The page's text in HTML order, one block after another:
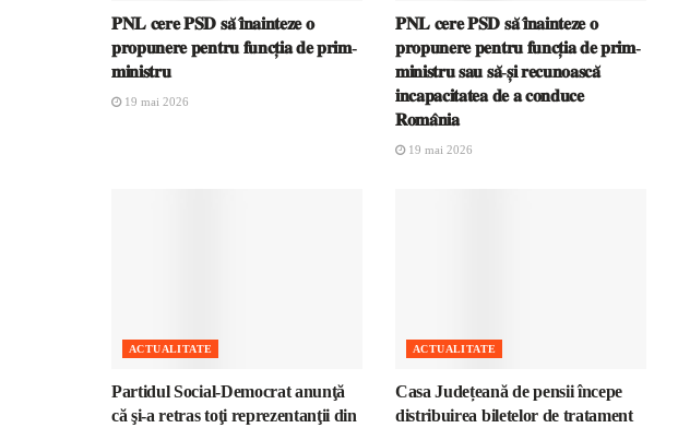
𝐏𝐍𝐋 𝐜𝐞𝐫𝐞 𝐏𝐒𝐃 𝐬𝐚̆ 𝐢̂𝐧𝐚𝐢𝐧𝐭𝐞𝐳𝐞 𝐨
𝐩𝐫𝐨𝐩𝐮𝐧𝐞𝐫𝐞 𝐩𝐞𝐧𝐭𝐫𝐮 𝐟𝐮𝐧𝐜𝐭̦𝐢𝐚 𝐝𝐞 𝐩𝐫𝐢𝐦-
𝐦𝐢𝐧𝐢𝐬𝐭𝐫𝐮
19 mai 2026
𝐏𝐍𝐋 𝐜𝐞𝐫𝐞 𝐏𝐒𝐃 𝐬𝐚̆ 𝐢̂𝐧𝐚𝐢𝐧𝐭𝐞𝐳𝐞 𝐨
𝐩𝐫𝐨𝐩𝐮𝐧𝐞𝐫𝐞 𝐩𝐞𝐧𝐭𝐫𝐮 𝐟𝐮𝐧𝐜𝐭̦𝐢𝐚 𝐝𝐞 𝐩𝐫𝐢𝐦-
𝐦𝐢𝐧𝐢𝐬𝐭𝐫𝐮 𝐬𝐚𝐮 𝐬𝐚̆-𝐬̦𝐢 𝐫𝐞𝐜𝐮𝐧𝐨𝐚𝐬𝐜𝐚̆
𝐢𝐧𝐜𝐚𝐩𝐚𝐜𝐢𝐭𝐚𝐭𝐞𝐚 𝐝𝐞 𝐚 𝐜𝐨𝐧𝐝𝐮𝐜𝐞
𝐑𝐨𝐦𝐚̂𝐧𝐢𝐚
19 mai 2026
ACTUALITATE
Partidul Social-Democrat anunţă
că şi-a retras toţi reprezentanţii din
ACTUALITATE
Casa Județeană de pensii începe
distribuirea biletelor de tratament